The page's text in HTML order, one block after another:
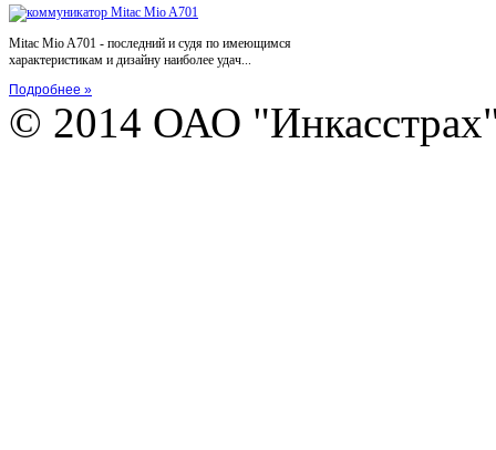
Mitac Mio A701 - последний и судя по имеющимся
характеристикам и дизайну наиболее удач...
Подробнее »
© 2014 ОАО